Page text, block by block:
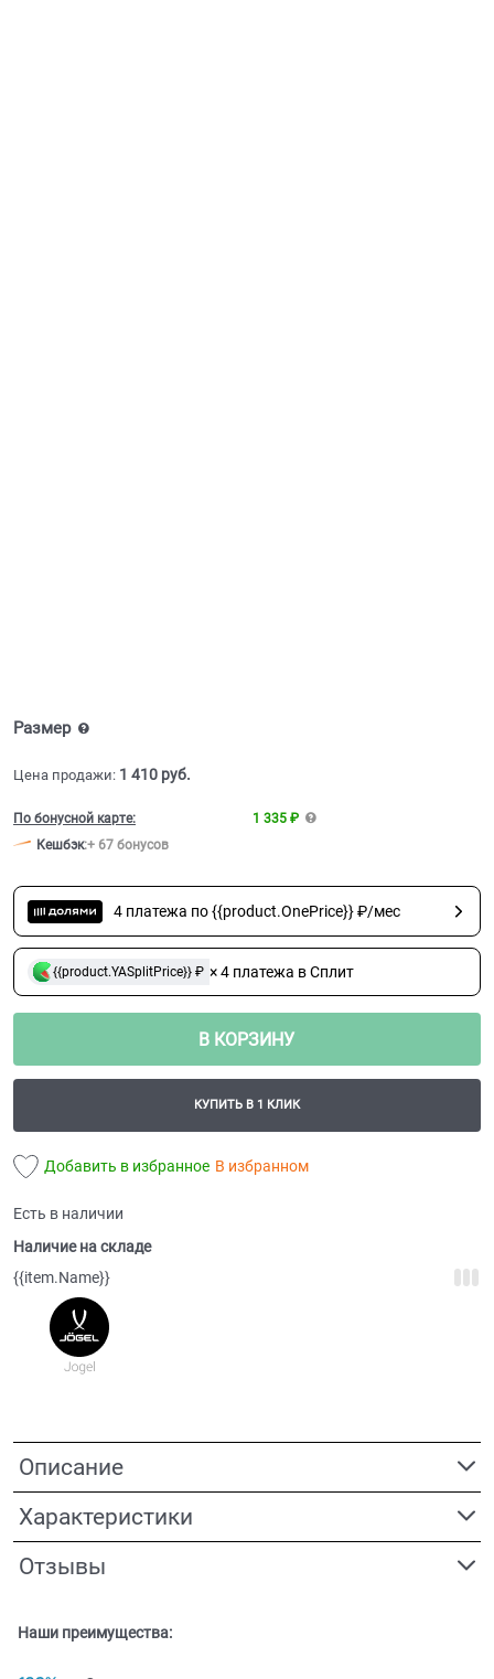
Размер
Цена продажи: 1 410 руб.
По бонусной карте:
1 335 ₽
Кешбэк:+ 67 бонусов
4 платежа по {{product.OnePrice}} ₽/мес
{{product.YASplitPrice}} ₽ × 4 платежа в Сплит
В КОРЗИНУ
КУПИТЬ В 1 КЛИК
Добавить в избранное В избранном
Есть в наличии
Наличие на складе
{{item.Name}}
Описание
Характеристики
Отзывы
Наши преимущества: